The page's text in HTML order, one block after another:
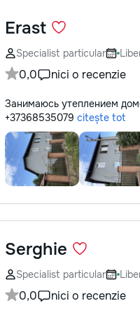
🍲
вытяжки 🧹
что связано
Не
Спасем
Erast
Specialist particular
0,0 nici o recenzie
Занимаюсь утеплением
+37368535079 citește tot
Serghie
Specialist particular
0,0 nici o recenzie